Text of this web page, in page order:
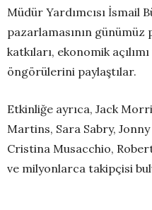
Müdür Yardımcısı İsmail
pazarlamasının günümüz
katkıları, ekonomik
öngörülerini paylaştılar.
Etkinliğe ayrıca, Jack
Martins, Sara Sabry,
Cristina Musacchio,
ve milyonlarca takipçisi